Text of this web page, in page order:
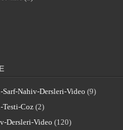
Nahiv-Dersleri-Video (9)
Coz (2)
Dersleri-Video (120)